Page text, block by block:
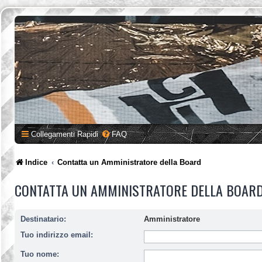
Collegamenti Rapidi FAQ
Indice Contatta un Amministratore della Board
CONTATTA UN AMMINISTRATORE DELLA
Destinatario:
Amministratore
Tuo indirizzo email:
Tuo nome: